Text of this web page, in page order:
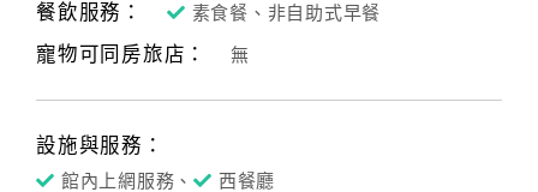
客
絡
單
餐飲服務： 素食餐、非自助式早餐
寵物可同房旅店： 無
設施與服務：
館內上網服務、 西餐廳